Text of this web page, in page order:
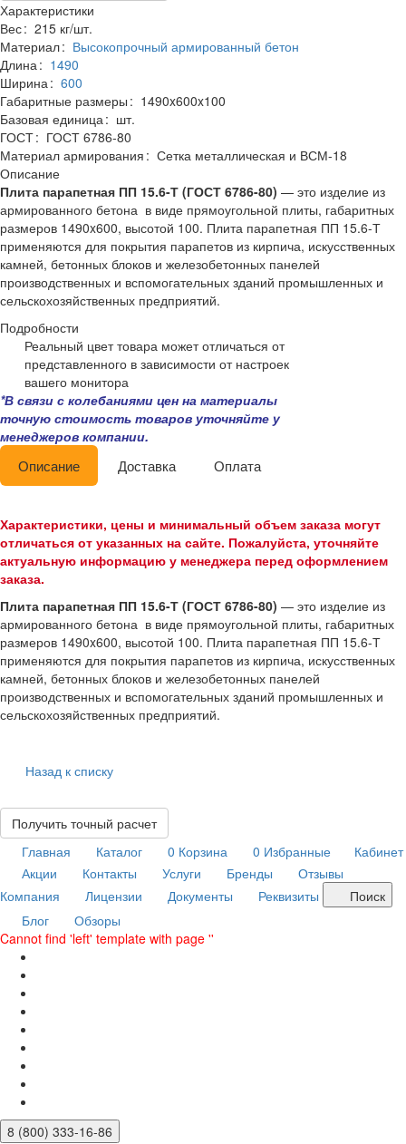
Характеристики
Вес: 215 кг/шт.
Материал: Высокопрочный армированный бетон
Длина: 1490
Ширина: 600
Габаритные размеры : 1490x600x100
Базовая единица: шт.
ГОСТ: ГОСТ 6786-80
Материал армирования : Сетка металлическая и ВСМ-18
Описание
Плита парапетная ПП 15.6-Т (ГОСТ 6786-80) — это изделие из
армированного бетона в виде прямоугольной плиты, габаритных
размеров 1490x600, высотой 100. Плита парапетная ПП 15.6-Т
применяются для покрытия парапетов из кирпича, искусственных
камней, бетонных блоков и железобетонных панелей
производственных и вспомогательных зданий промышленных и
сельскохозяйственных предприятий.
Подробности
Реальный цвет товара может отличаться от
представленного в зависимости от настроек
вашего монитора
*В связи с колебаниями цен на материалы
точную стоимость товаров уточняйте у
менеджеров компании.
Описание Доставка Оплата
Характеристики, цены и минимальный объем заказа могут
отличаться от указанных на сайте. Пожалуйста, уточняйте
актуальную информацию у менеджера перед оформлением
заказа.
Плита парапетная ПП 15.6-Т (ГОСТ 6786-80) — это изделие из
армированного бетона в виде прямоугольной плиты, габаритных
размеров 1490x600, высотой 100. Плита парапетная ПП 15.6-Т
применяются для покрытия парапетов из кирпича, искусственных
камней, бетонных блоков и железобетонных панелей
производственных и вспомогательных зданий промышленных и
сельскохозяйственных предприятий.
Назад к списку
Получить точный расчет
Главная
Каталог 0 Корзина 0 Избранные
Кабинет
Акции
Контакты Услуги Бренды
Отзывы
Компания
Лицензии Документы Реквизиты
Поиск
Блог
Обзоры
Cannot find 'left' template with page ''
8 (800) 333-16-86